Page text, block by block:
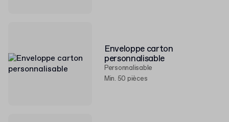
Enveloppe carton
personnalisable
Personnalisable
Min. 50 pièces